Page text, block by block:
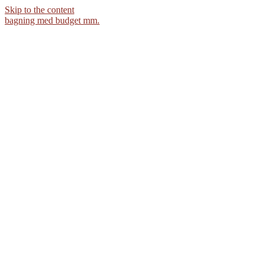
Skip to the content
bagning med budget mm.